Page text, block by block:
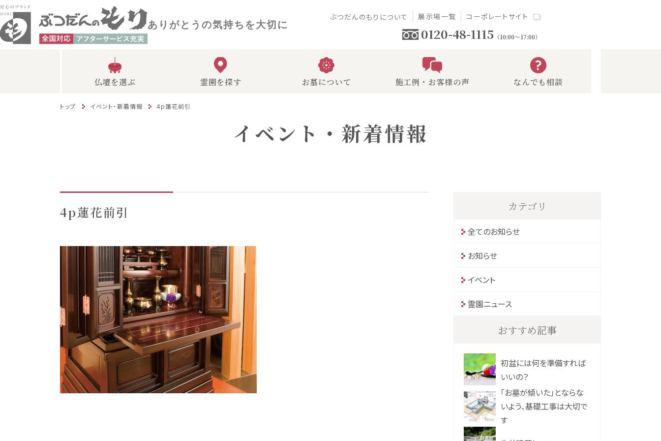
ありがとうの気持ちを大切に
ぶつだんのもりについて 展示場一覧 コーポレートサイト
0120-48-1115 （10:00～17:00）
仏壇を選ぶ 霊園を探す お墓について 施工例・お客様の声 なんでも相談
トップ イベント・新着情報 4p蓮花前引
イベント・新着情報
4p蓮花前引 カテゴリ
全てのお知らせ
お知らせ
イベント
霊園ニュース
おすすめ記事
初盆には何を準備すれば
いいの？
「お墓が傾いた」とならな
いよう、基礎工事は大切で
す